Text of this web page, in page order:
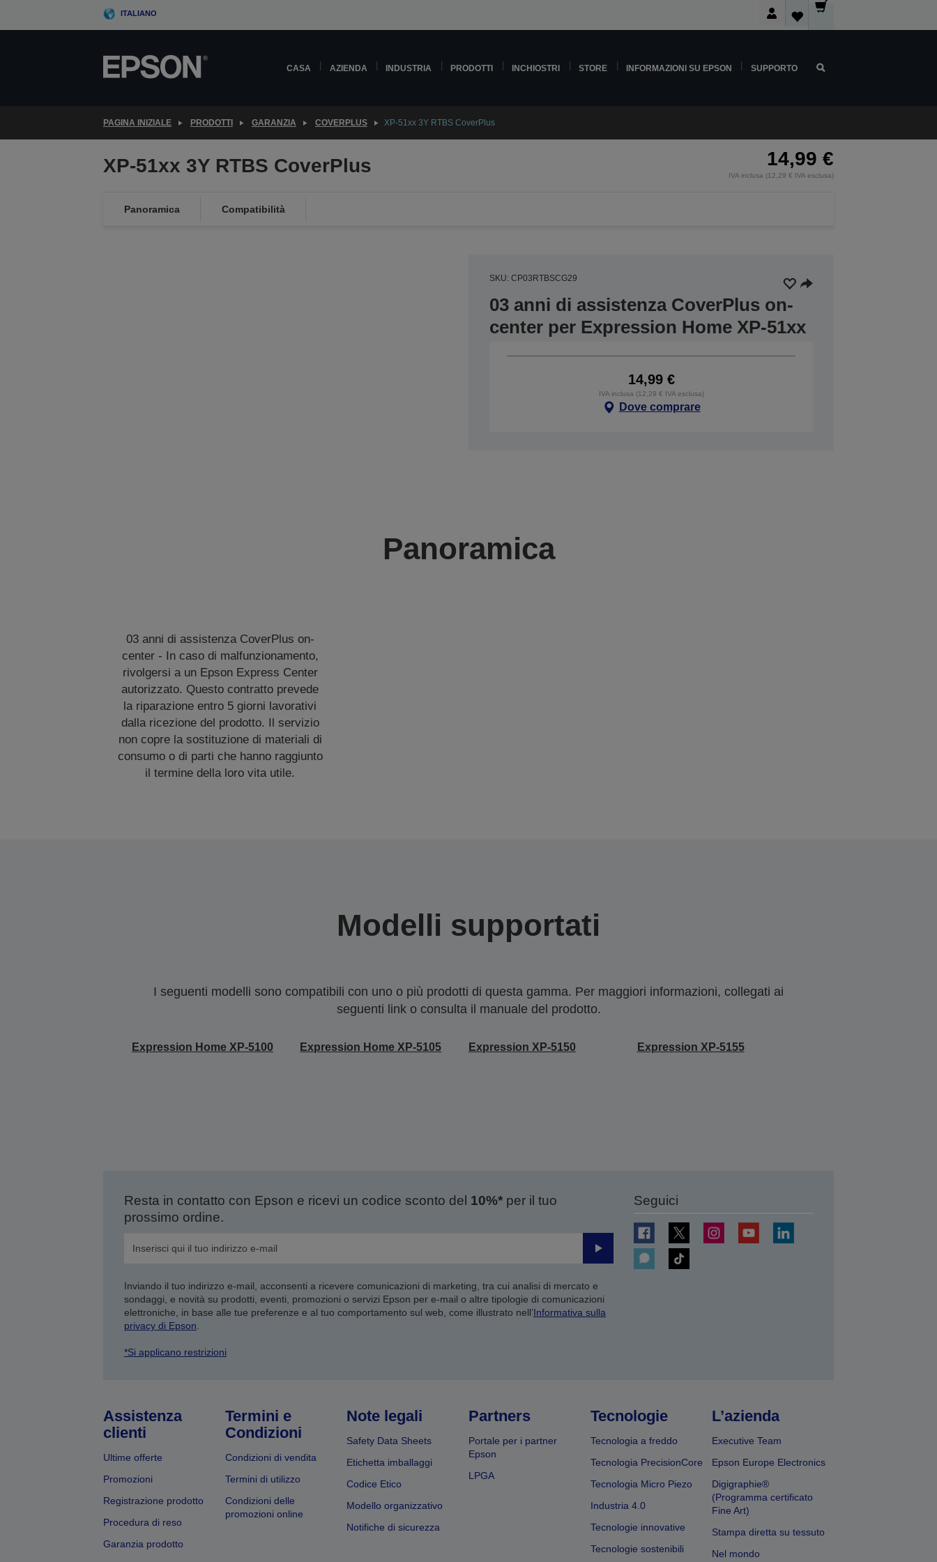
ITALIANO
CASA AZIENDA INDUSTRIA PRODOTTI INCHIOSTRI STORE INFORMAZIONI SU EPSON SUPPORTO
PAGINA INIZIALE PRODOTTI GARANZIA COVERPLUS XP-51xx 3Y RTBS CoverPlus
XP-51xx 3Y RTBS CoverPlus 14,99 €
IVA inclusa (12,29 € IVA esclusa)
Panoramica Compatibilità
SKU: CP03RTBSCG29
03 anni di assistenza CoverPlus on-
center per Expression Home XP-51xx
14,99 €
IVA inclusa (12,29 € IVA esclusa)
Dove comprare
Panoramica
03 anni di assistenza CoverPlus on-
center - In caso di malfunzionamento,
rivolgersi a un Epson Express Center
autorizzato. Questo contratto prevede
la riparazione entro 5 giorni lavorativi
dalla ricezione del prodotto. Il servizio
non copre la sostituzione di materiali di
consumo o di parti che hanno raggiunto
il termine della loro vita utile.
Modelli supportati
I seguenti modelli sono compatibili con uno o più prodotti di questa gamma. Per maggiori informazioni, collegati ai
seguenti link o consulta il manuale del prodotto.
Expression Home XP-5100 Expression Home XP-5105 Expression XP-5150 Expression XP-5155
Resta in contatto con Epson e ricevi un codice sconto del 10%*per il tuo
prossimo ordine.
Invia
Inviando il tuo indirizzo e-mail, acconsenti a ricevere comunicazioni di marketing, tra cui analisi di mercato e
sondaggi, e novità su prodotti, eventi, promozioni o servizi Epson per e-mail o altre tipologie di comunicazioni
elettroniche, in base alle tue preferenze e al tuo comportamento sul web, come illustrato nell’Informativa sulla
privacy di Epson
*Si applicano restrizioni
Seguici
Assistenza
clienti
Ultime offerte
Promozioni
Registrazione prodotto
Procedura di reso
Garanzia prodotto
Termini e
Condizioni
Condizioni di vendita
Termini di utilizzo
Condizioni delle
promozioni online
Note legali
Safety Data Sheets
Etichetta imballaggi
Codice Etico
Modello organizzativo
Notifiche di sicurezza
Partners
Portale per i partner
Epson
LPGA
Tecnologie
Tecnologia a freddo
Tecnologia PrecisionCore
Tecnologia Micro Piezo
Industria 4.0
Tecnologie innovative
Tecnologie sostenibili
L’azienda
Executive Team
Epson Europe Electronics
Digigraphie®
(Programma certificato
Fine Art)
Stampa diretta su tessuto
Nel mondo